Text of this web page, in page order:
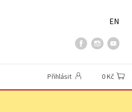
EN
Přihlásit 0 Kč